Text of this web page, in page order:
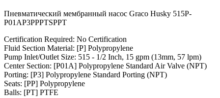
Пневматический мембранный насос Graco Husky 515P-
P01AP3PPPTSPPT
Certification Required: No Certification
Fluid Section Material: [P] Polypropylene
Pump Inlet/Outlet Size: 515 - 1/2 Inch, 15 gpm (13mm, 57 lpm)
Center Section: [P01A] Polypropylene Standard Air Valve (NPT)
Porting: [P3] Polypropylene Standard Porting (NPT)
Seats: [PP] Polypropylene
Balls: [PT] PTFE